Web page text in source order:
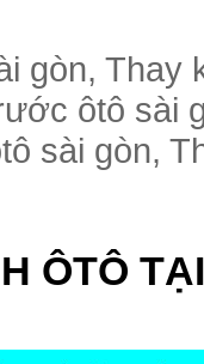
gòn, Thay
ôtô sài
sài gòn,
ÔTÔ